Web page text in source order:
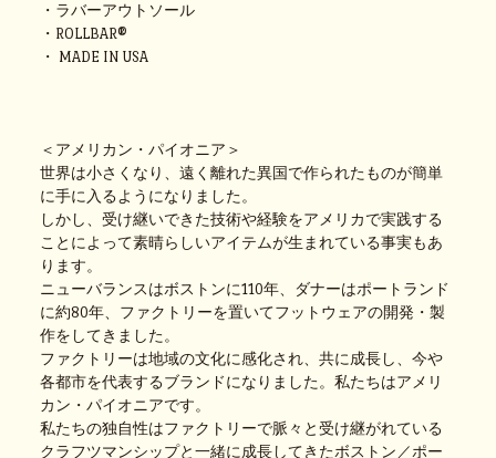
・ラバーアウトソール
・ROLLBAR®
・ MADE IN USA
＜アメリカン・パイオニア＞
世界は小さくなり、遠く離れた異国で作られたものが簡単
に手に入るようになりました。
しかし、受け継いできた技術や経験をアメリカで実践する
ことによって素晴らしいアイテムが生まれている事実もあ
ります。
ニューバランスはボストンに110年、ダナーはポートランド
に約80年、ファクトリーを置いてフットウェアの開発・製
作をしてきました。
ファクトリーは地域の文化に感化され、共に成長し、今や
各都市を代表するブランドになりました。私たちはアメリ
カン・パイオニアです。
私たちの独自性はファクトリーで脈々と受け継がれている
クラフツマンシップと一緒に成長してきたボストン／ポー